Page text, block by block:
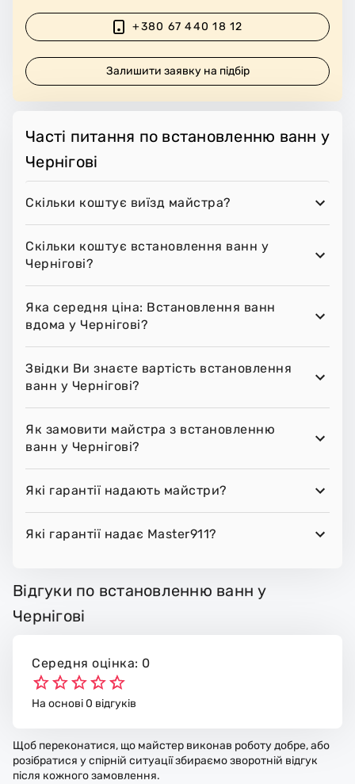
+380 67 440 18 12
Залишити заявку на підбір
Часті питання по встановленню ванн у
Чернігові
Скільки коштує виїзд майстра?
Скільки коштує встановлення ванн у
Чернігові?
Яка середня ціна: Встановлення ванн
вдома у Чернігові?
Звідки Ви знаєте вартість встановлення
ванн у Чернігові?
Як замовити майстра з встановленню
ванн у Чернігові?
Які гарантії надають майстри?
Які гарантії надає Master911?
Відгуки по встановленню ванн у
Чернігові
Середня оцінка: 0
На основі 0 відгуків
Щоб переконатися, що майстер виконав роботу добре, або
розібратися у спірній ситуації збираємо зворотній відгук
після кожного замовлення.